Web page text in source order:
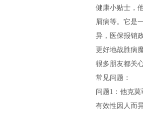
健康小贴士，
屑病等。它是
异，医保报销
更好地战胜病
很多朋友都关
常见问题：
问题1：他克
有效性因人而